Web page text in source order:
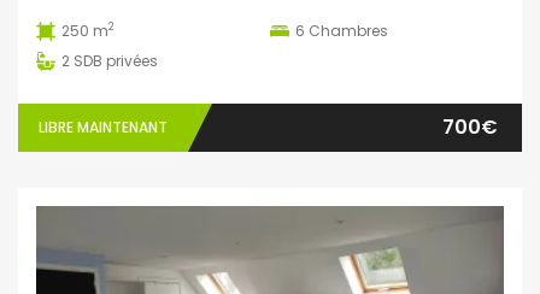
250 m2 6 Chambres
2 SDB privées
LIBRE MAINTENANT 700€